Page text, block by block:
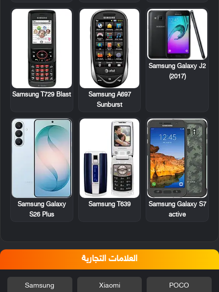
Samsung Galaxy J2
(2017)
Samsung A697
Sunburst
Samsung T729 Blast
Samsung Galaxy S7
active
Samsung T639
Samsung Galaxy
S26 Plus
العلامات التجارية
POCO
Xiaomi
Samsung